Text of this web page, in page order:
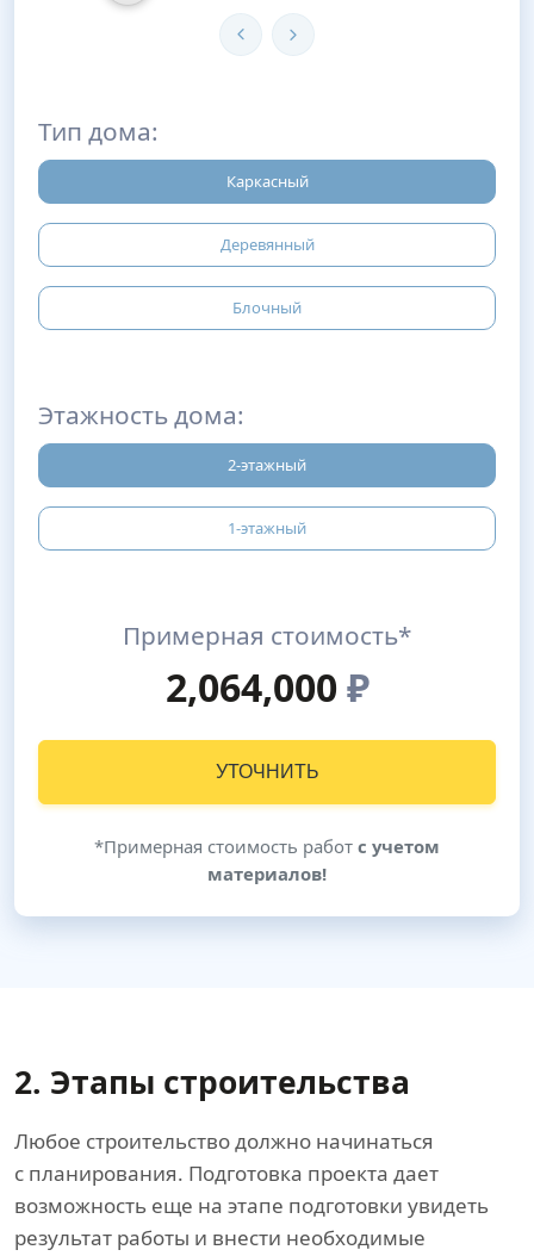
Тип дома:
Каркасный
Деревянный
Блочный
Этажность дома:
2-этажный
1-этажный
Примерная стоимость*
2,064,000₽
УТОЧНИТЬ
*Примерная стоимость работ с учетом
материалов!
2. Этапы строительства
Любое строительство должно начинаться
с планирования. Подготовка проекта дает
возможность еще на этапе подготовки увидеть
результат работы и внести необходимые